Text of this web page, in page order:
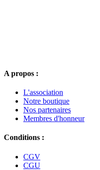
A propos :
L'association
Notre boutique
Nos partenaires
Membres d'honneur
Conditions :
CGV
CGU